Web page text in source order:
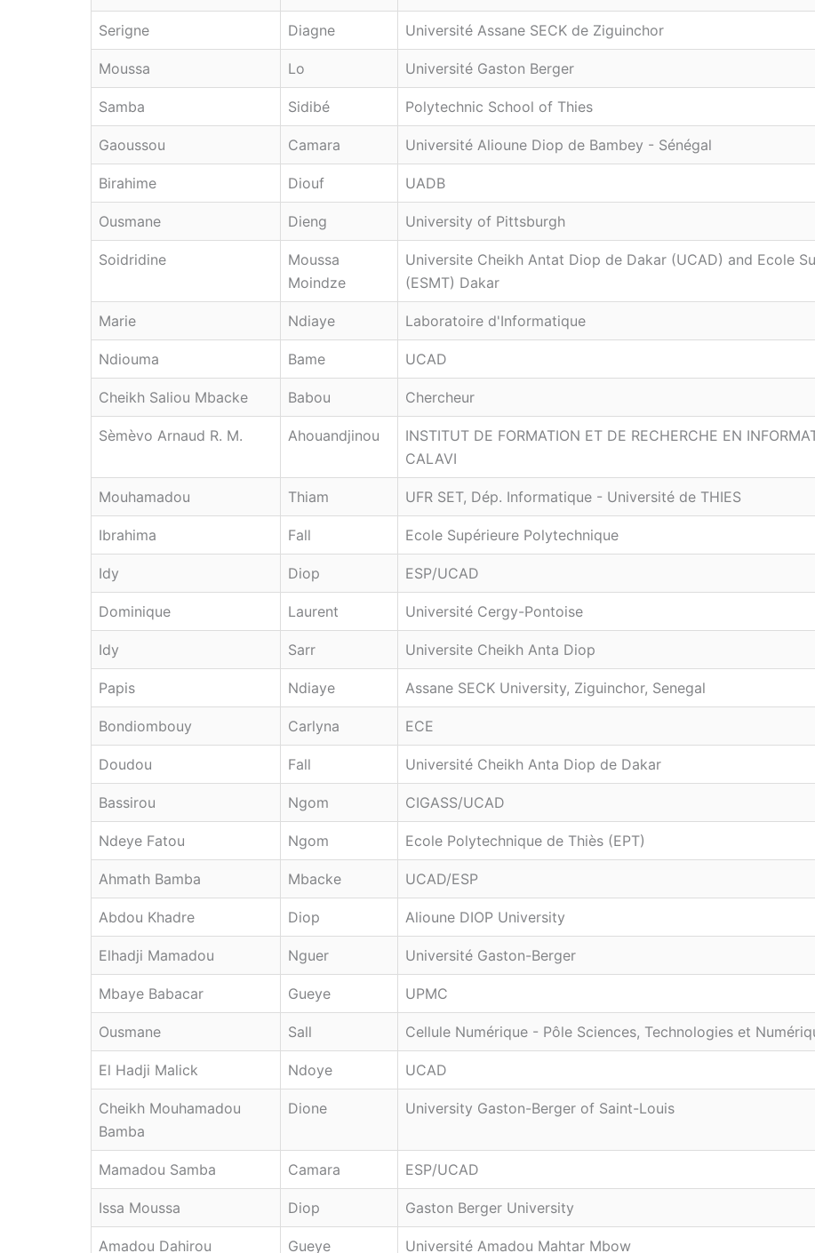
Serigne Diagne Université Assane SECK de Ziguinchor
Moussa Lo Université Gaston Berger
Samba Sidibé Polytechnic School of Thies
Gaoussou Camara Université Alioune Diop de Bambey - Sénégal
Birahime Diouf UADB
Ousmane Dieng University of Pittsburgh
Soidridine
Moussa
Moindze
Universite Cheikh Antat Diop de Dakar (UCAD) and Ecole
(ESMT) Dakar
Marie Ndiaye Laboratoire d'Informatique
Ndiouma Bame UCAD
Cheikh Saliou Mbacke Babou Chercheur
Sèmèvo Arnaud R. M. Ahouandjinou
INSTITUT DE FORMATION ET DE RECHERCHE EN
CALAVI
Mouhamadou Thiam UFR SET, Dép. Informatique - Université de THIES
Ibrahima Fall Ecole Supérieure Polytechnique
Idy Diop ESP/UCAD
Dominique Laurent Université Cergy-Pontoise
Idy Sarr Universite Cheikh Anta Diop
Papis Ndiaye Assane SECK University, Ziguinchor, Senegal
Bondiombouy Carlyna ECE
Doudou Fall Université Cheikh Anta Diop de Dakar
Bassirou Ngom CIGASS/UCAD
Ndeye Fatou Ngom Ecole Polytechnique de Thiès (EPT)
Ahmath Bamba Mbacke UCAD/ESP
Abdou Khadre Diop Alioune DIOP University
Elhadji Mamadou Nguer Université Gaston-Berger
Mbaye Babacar Gueye UPMC
Ousmane Sall Cellule Numérique - Pôle Sciences, Technologies et
El Hadji Malick Ndoye UCAD
Cheikh Mouhamadou
Bamba
Dione University Gaston-Berger of Saint-Louis
Mamadou Samba Camara ESP/UCAD
Issa Moussa Diop Gaston Berger University
Amadou Dahirou Gueye Université Amadou Mahtar Mbow